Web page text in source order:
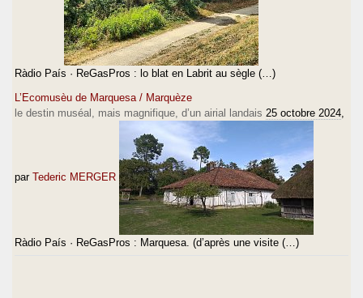
Ràdio País · ReGasPros : lo blat en Labrit au sègle (…)
L’Ecomusèu de Marquesa / Marquèze
le destin muséal, mais magnifique, d’un airial landais 25 octobre 2024
par Tederic MERGER
Ràdio País · ReGasPros : Marquesa. (d’après une visite (…)